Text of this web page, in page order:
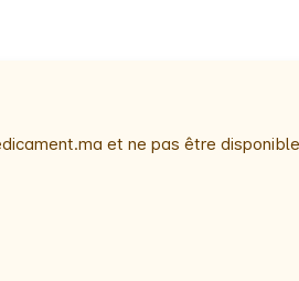
et ne pas être